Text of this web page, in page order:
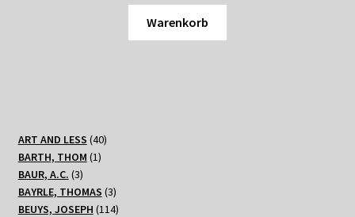
Warenkorb
ART AND LESS 4040
BARTH, THOM 11
BAUR, A.C. 33
Produkte
BAYRLE, THOMAS 33
Produkte
BEUYS, JOSEPH 114114